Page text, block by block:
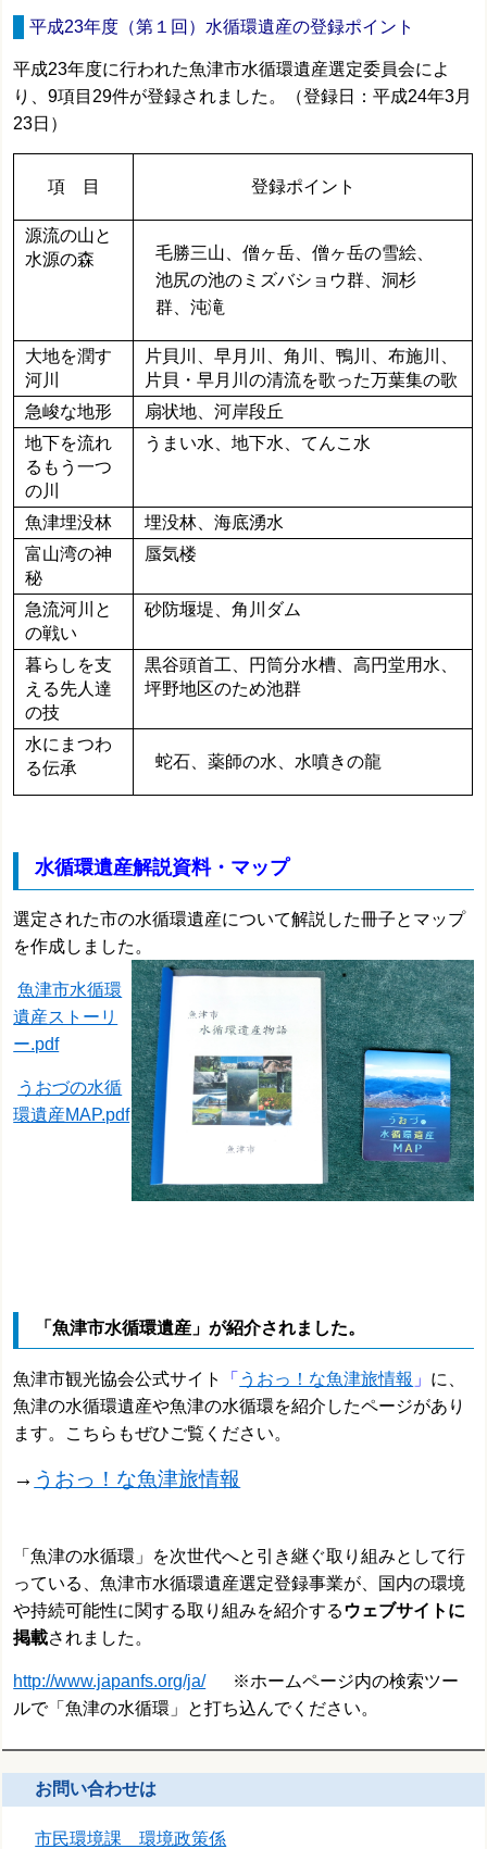
平成23年度（第１回）水循環遺産の登録ポイント
平成23年度に行われた魚津市水循環遺産選定委員会によ
り、9項目29件が登録されました。（登録日：平成24年3月
23日）
項 目 登録ポイント
源流の山と
水源の森
毛勝三山、僧ヶ岳、僧ヶ岳の雪絵、
池尻の池のミズバショウ群、洞杉
群、沌滝
大地を潤す
河川
片貝川、早月川、角川、鴨川、布施川、
片貝・早月川の清流を歌った万葉集の歌
急峻な地形
扇状地、河岸段丘
地下を流れ
るもう一つ
の川
うまい水、地下水、てんこ水
魚津埋没林
埋没林、海底湧水
富山湾の神
秘
蜃気楼
急流河川と
の戦い
砂防堰堤、角川ダム
暮らしを支
える先人達
の技
黒谷頭首工、円筒分水槽、高円堂用水、
坪野地区のため池群
水にまつわ
る伝承
蛇石、薬師の水、水噴きの龍
水循環遺産解説資料・マップ
選定された市の水循環遺産について解説した冊子とマップ
を作成しました。
魚津市水循環
遺産ストーリ
ー.pdf
うおづの水循
環遺産MAP.pdf
「魚津市水循環遺産 」が紹介されました。
魚津市観光協会公式サイト 「 うおっ！な魚津旅情報 」 に、
魚津の水循環遺産や魚津の水循環を紹介したページがあり
ます。
こちらもぜひご覧ください。
→ うおっ！な魚津旅情報
「魚津の水循環」を次世代へと引き継ぐ取り組みとして行
っている、魚津市水循環遺産選定登録事業が、国内の環境
や持続可能性に関する取り組みを紹介する ウェブサイトに
掲載されました。
http://www.japanfs.org/ja/
※ホームページ内の検索ツー
ルで「魚津の水循環」と打ち込んでください。
お問い合わせは
市民環境課 環境政策係